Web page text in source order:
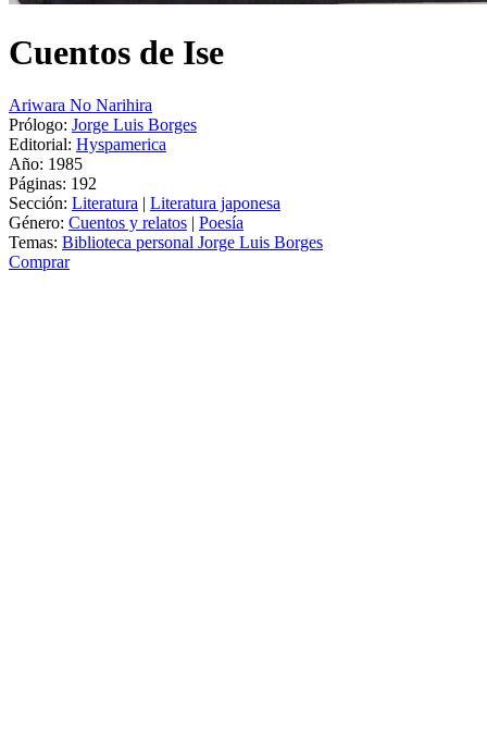
Cuentos de Ise
Ariwara No Narihira
Prólogo: Jorge Luis Borges
Editorial: Hyspamerica
Año: 1985
Páginas: 192
Sección: Literatura | Literatura japonesa
Género: Cuentos y relatos | Poesía
Temas: Biblioteca personal Jorge Luis Borges
Comprar